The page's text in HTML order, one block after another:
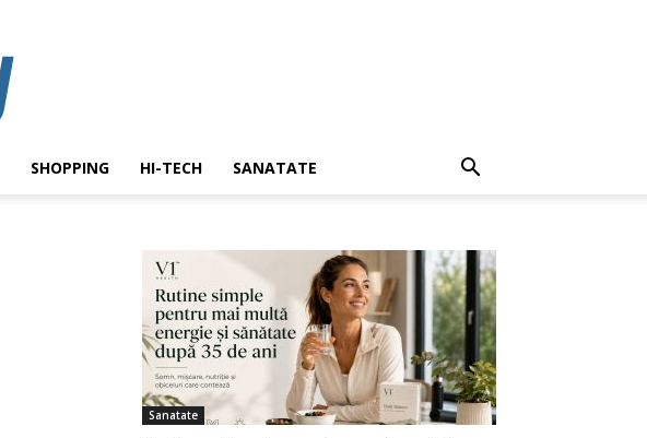
SHOPPING HI-TECH SANATATE
Sanatate